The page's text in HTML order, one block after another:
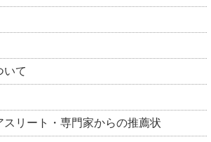
いて
スリート・専門家からの推薦状